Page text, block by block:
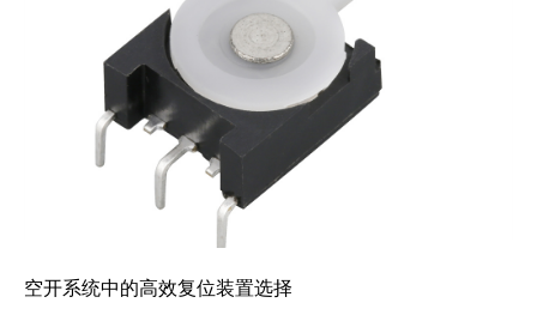
空开系统中的高效复位装置选择